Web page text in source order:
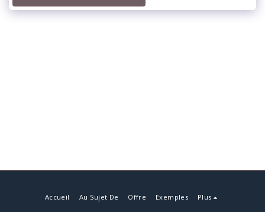
Accueil Au Sujet De Offre Exemples Plus